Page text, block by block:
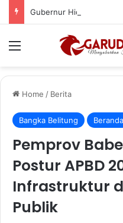
Menu
Home / Berita
Bangka Belitung Beranda
Pemprov
Postur APBD
Infrastruktur
Publik